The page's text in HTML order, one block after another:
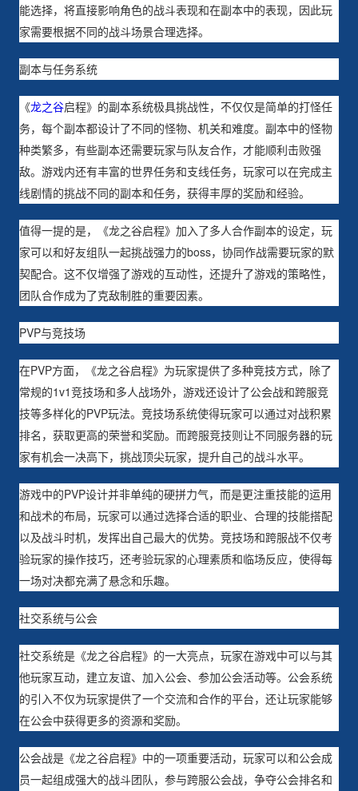
能选择，将直接影响角色的战斗表现和在副本中的表现，因此玩
家需要根据不同的战斗场景合理选择。
副本与任务系统
《龙之谷启程》的副本系统极具挑战性，不仅仅是简单的打怪任
务，每个副本都设计了不同的怪物、机关和难度。副本中的怪物
种类繁多，有些副本还需要玩家与队友合作，才能顺利击败强
敌。游戏内还有丰富的世界任务和支线任务，玩家可以在完成主
线剧情的挑战不同的副本和任务，获得丰厚的奖励和经验。
值得一提的是，《龙之谷启程》加入了多人合作副本的设定，玩
家可以和好友组队一起挑战强力的boss，协同作战需要玩家的默
契配合。这不仅增强了游戏的互动性，还提升了游戏的策略性，
团队合作成为了克敌制胜的重要因素。
PVP与竞技场
在PVP方面，《龙之谷启程》为玩家提供了多种竞技方式，除了
常规的1v1竞技场和多人战场外，游戏还设计了公会战和跨服竞
技等多样化的PVP玩法。竞技场系统使得玩家可以通过对战积累
排名，获取更高的荣誉和奖励。而跨服竞技则让不同服务器的玩
家有机会一决高下，挑战顶尖玩家，提升自己的战斗水平。
游戏中的PVP设计并非单纯的硬拼力气，而是更注重技能的运用
和战术的布局，玩家可以通过选择合适的职业、合理的技能搭配
以及战斗时机，发挥出自己最大的优势。竞技场和跨服战不仅考
验玩家的操作技巧，还考验玩家的心理素质和临场反应，使得每
一场对决都充满了悬念和乐趣。
社交系统与公会
社交系统是《龙之谷启程》的一大亮点，玩家在游戏中可以与其
他玩家互动，建立友谊、加入公会、参加公会活动等。公会系统
的引入不仅为玩家提供了一个交流和合作的平台，还让玩家能够
在公会中获得更多的资源和奖励。
公会战是《龙之谷启程》中的一项重要活动，玩家可以和公会成
员一起组成强大的战斗团队，参与跨服公会战，争夺公会排名和